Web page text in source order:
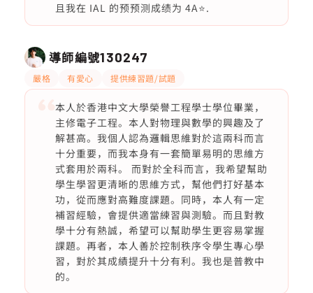
且我在 IAL 的预预测成绩为 4A⭐️.
導師編號130247
嚴格 有愛心 提供練習題/試題
本人於香港中文大學榮譽工程學士學位畢業，
主修電子工程。本人對物理與數學的興趣及了
解甚高。我個人認為邏輯思維對於這兩科而言
十分重要，而我本身有一套簡單易明的思維方
式套用於兩科。 而對於全科而言，我希望幫助
學生學習更清晰的思維方式，幫他們打好基本
功，從而應對高難度課題。同時，本人有一定
補習經驗，會提供適當練習與測驗。而且對教
學十分有熱誠，希望可以幫助學生更容易掌握
課題。再者，本人善於控制秩序令學生專心學
習，對於其成績提升十分有利。我也是普教中
的。